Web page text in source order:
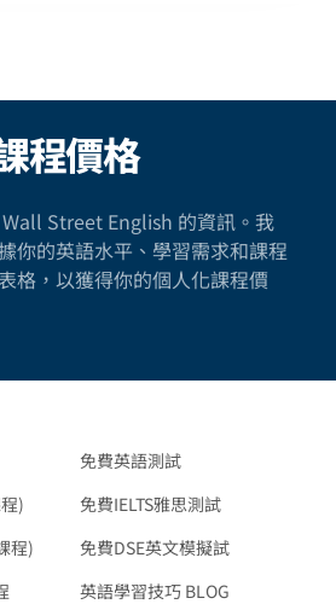
程價格
Street English 的資訊。我
你的英語水平、學習需求和課程
格，以獲得你的個人化課程價
)
程)
免費英語測試
免費IELTS雅思測試
免費DSE英文模擬試
英語學習技巧 BLOG